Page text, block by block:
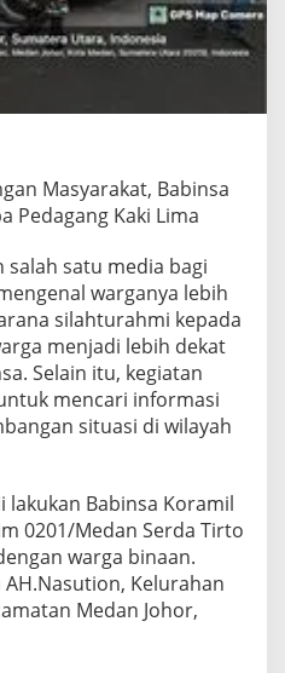
Masyarakat, Babinsa
Pedagang Kaki Lima
salah satu media bagi
warganya lebih
silahturahmi kepada
menjadi lebih dekat
Selain itu, kegiatan
mencari informasi
situasi di wilayah
lakukan Babinsa Koramil
0201/Medan Serda Tirto
warga binaan.
Kelurahan
Medan Johor,